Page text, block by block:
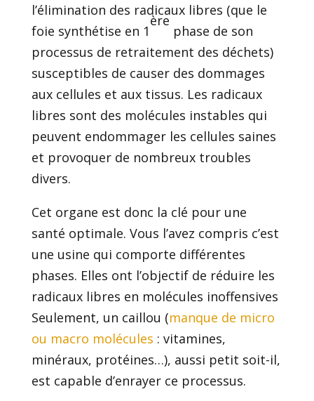
l’élimination des radicaux libres (que le
foie synthétise en 1
ère
phase de son
processus de retraitement des déchets)
susceptibles de causer des dommages
aux cellules et aux tissus. Les radicaux
libres sont des molécules instables qui
peuvent endommager les cellules saines
et provoquer de nombreux troubles
divers.
Cet organe est donc la clé pour une
santé optimale. Vous l’avez compris c’est
une usine qui comporte différentes
phases. Elles ont l’objectif de réduire les
radicaux libres en molécules inoffensives
Seulement, un caillou (manque de micro
ou macro molécules : vitamines,
minéraux, protéines…), aussi petit soit-il,
est capable d’enrayer ce processus.